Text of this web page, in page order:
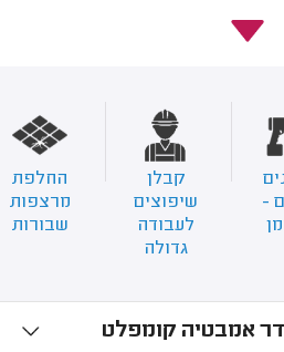
-
קבלן
שיפוצים
לעבודה
גדולה
החלפת
מרצפות
שבורות
אמבטיה קומפלט